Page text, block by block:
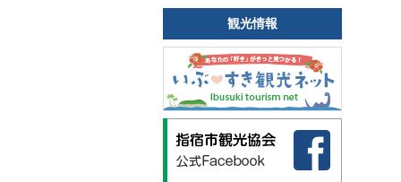
観光情報